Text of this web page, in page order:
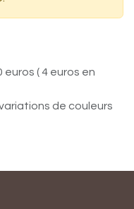
( 4 euros en
de couleurs